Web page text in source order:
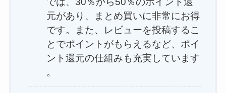
元があり、まとめ買いに非常にお得
です。また、レビューを投稿するこ
とでポイントがもらえるなど、ポイ
ント還元の仕組みも充実しています​
。